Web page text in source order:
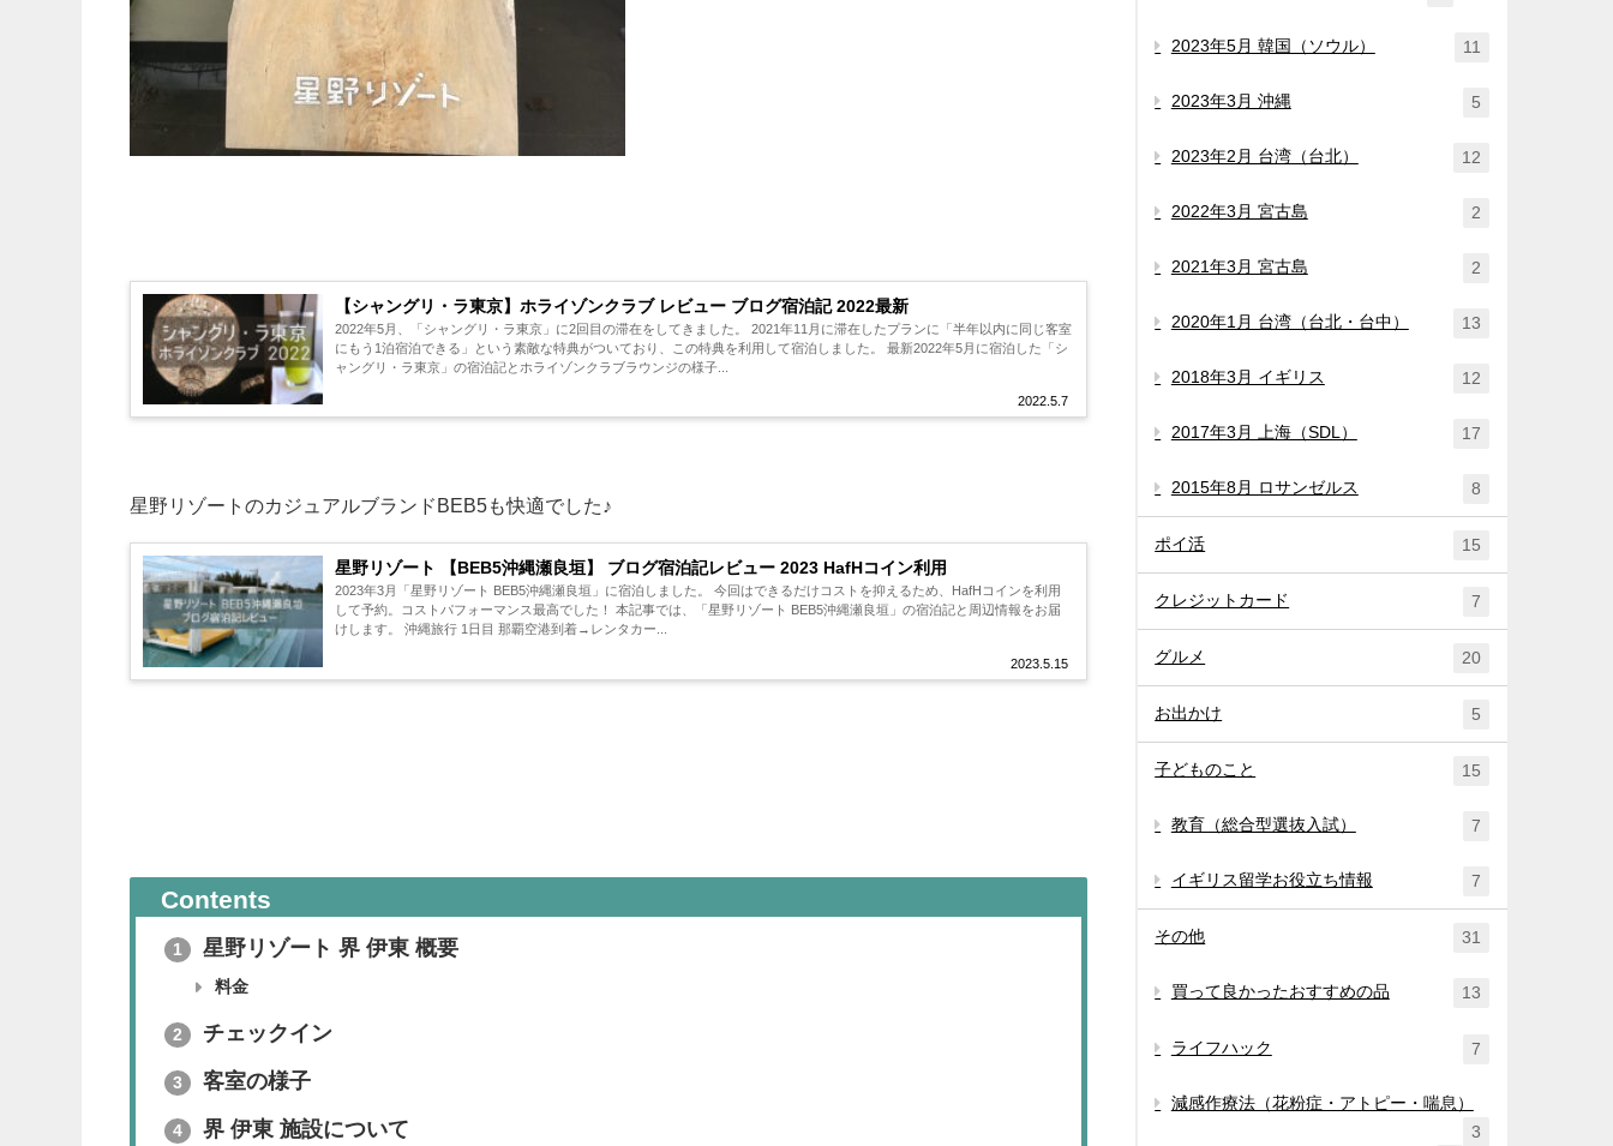
【シャングリ・ラ東京】ホライゾンクラブ レビュー ブログ宿泊記 2022最新
2022.5.7
2022年5月、「シャングリ・ラ東京」に2回目の滞在をしてきました。 2021年11月に滞在したプランに「半年以内に同じ客室
にもう1泊宿泊できる」という素敵な特典がついており、この特典を利用して宿泊しました。 最新2022年5月に宿泊した「シ
ャングリ・ラ東京」の宿泊記とホライゾンクラブラウンジの様子...
星野リゾートのカジュアルブランドBEB5も快適でした♪
星野リゾート 【BEB5沖縄瀬良垣】 ブログ宿泊記レビュー 2023 HafHコイン利用
2023.5.15
2023年3月「星野リゾート BEB5沖縄瀬良垣」に宿泊しました。 今回はできるだけコストを抑えるため、HafHコインを利用
して予約。コストパフォーマンス最高でした！ 本記事では、「星野リゾート BEB5沖縄瀬良垣」の宿泊記と周辺情報をお届
けします。 沖縄旅行 1日目 那覇空港到着→レンタカー...
Contents
1 星野リゾート 界 伊東 概要
料金
2 チェックイン
3 客室の様子
4 界 伊東 施設について
2023年5月 韓国（ソウル） 11
2023年3月 沖縄 5
2023年2月 台湾（台北） 12
2022年3月 宮古島 2
2021年3月 宮古島 2
2020年1月 台湾（台北・台中） 13
2018年3月 イギリス 12
2017年3月 上海（SDL） 17
2015年8月 ロサンゼルス 8
ポイ活 15
クレジットカード 7
グルメ 20
お出かけ 5
子どものこと 15
教育（総合型選抜入試） 7
イギリス留学お役立ち情報 7
その他 31
買って良かったおすすめの品 13
ライフハック 7
減感作療法（花粉症・アトピー・喘息）
3